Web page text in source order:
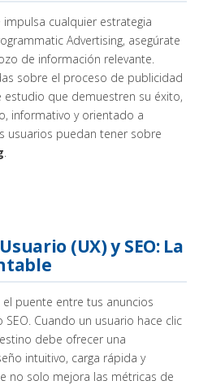
cualquier estrategia
Advertising, asegúrate
de información relevante.
sobre el proceso de publicidad
que demuestren su éxito,
informativo y orientado a
usuarios puedan tener sobre
(UX) y SEO: La
puente entre tus anuncios
Cuando un usuario hace clic
debe ofrecer una
intuitivo, carga rápida y
no solo mejora las métricas de